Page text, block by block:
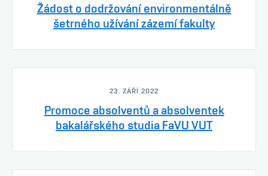
Žádost o dodržování environmentálně
šetrného užívání zázemí fakulty
23. ZÁŘÍ 2022
Promoce absolventů a absolventek
bakalářského studia FaVU VUT